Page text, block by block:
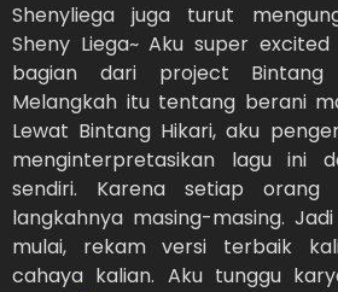
Shenyliega juga turut
Sheny Liega~ Aku super
bagian dari project Bintang
Melangkah itu tentang berani
Lewat Bintang Hikari, aku
menginterpretasikan lagu ini
sendiri. Karena setiap
langkahnya masing-masing.
mulai, rekam versi terbaik
cahaya kalian. Aku tunggu